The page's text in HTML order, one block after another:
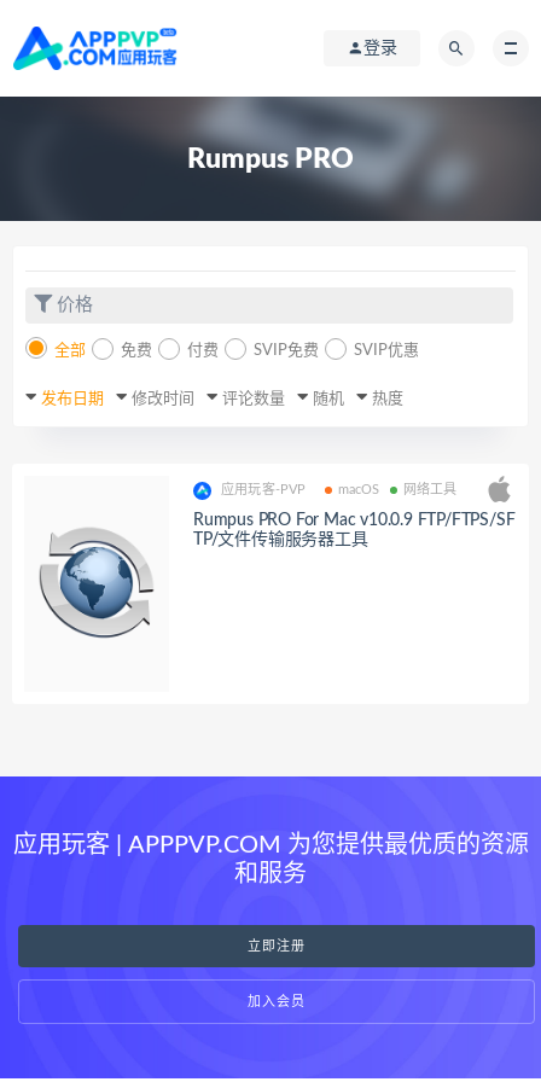
登录
Rumpus PRO
价格
全部 免费 付费 SVIP免费 SVIP优惠
发布日期 修改时间 评论数量 随机 热度
应用玩客-PVP macOS 网络工具
Rumpus PRO For Mac v10.0.9 FTP/FTPS/SF
TP/文件传输服务器工具
应用玩客 | APPPVP.COM 为您提供最优质的资源
和服务
立即注册
加入会员